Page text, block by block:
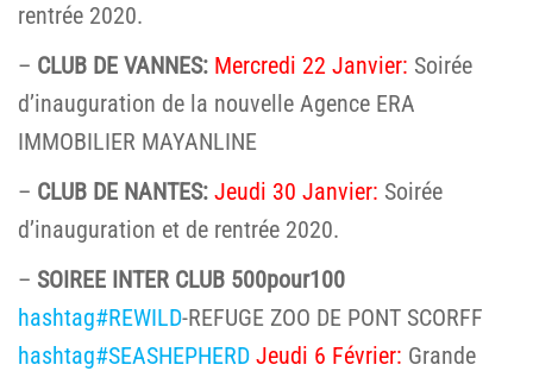
rentrée 2020.
– CLUB DE VANNES: Mercredi 22 Janvier: Soirée
d’inauguration de la nouvelle Agence ERA
IMMOBILIER MAYANLINE
– CLUB DE NANTES: Jeudi 30 Janvier: Soirée
d’inauguration et de rentrée 2020.
– SOIREE INTER CLUB 500pour100
hashtag#REWILD-REFUGE ZOO DE PONT SCORFF
hashtag#SEASHEPHERD Jeudi 6 Février: Grande